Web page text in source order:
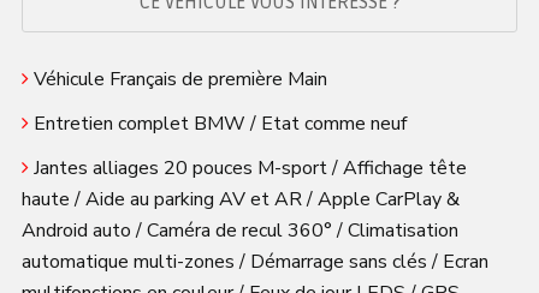
Véhicule Français de première Main
Entretien complet BMW / Etat comme neuf
Jantes alliages 20 pouces M-sport / Affichage tête
haute / Aide au parking AV et AR / Apple CarPlay &
Android auto / Caméra de recul 360° / Climatisation
automatique multi-zones / Démarrage sans clés / Ecran